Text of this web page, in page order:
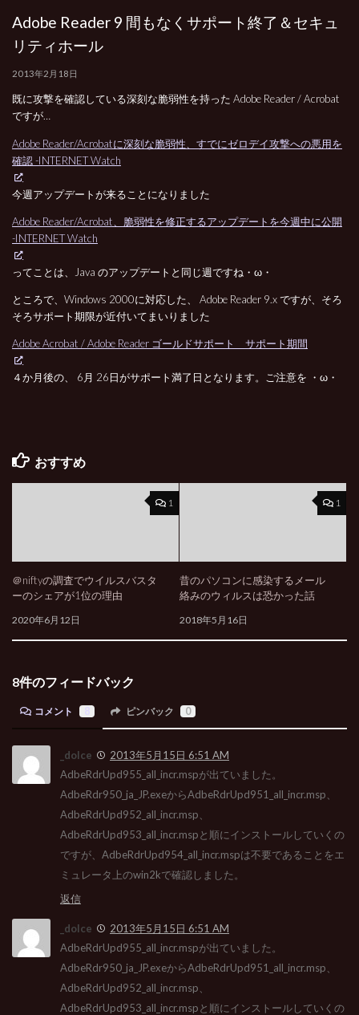
Adobe Reader 9 間もなくサポート終了＆セキュ
リティホール
2013年2月18日
既に攻撃を確認している深刻な脆弱性を持った Adobe Reader / Acrobat
ですが…
Adobe Reader/Acrobatに深刻な脆弱性、すでにゼロデイ攻撃への悪用を
確認 -INTERNET Watch
今週アップデートが来ることになりました
Adobe Reader/Acrobat、脆弱性を修正するアップデートを今週中に公開
-INTERNET Watch
ってことは、Java のアップデートと同じ週ですね・ω・
ところで、Windows 2000に対応した、 Adobe Reader 9.x ですが、そろ
そろサポート期限が近付いてまいりました
Adobe Acrobat / Adobe Reader ゴールドサポート サポート期間
４か月後の、 6月 26日がサポート満了日となります。ご注意を ・ω・
おすすめ
1
＠niftyの調査でウイルスバスタ
ーのシェアが1位の理由
2020年6月12日
1
昔のパソコンに感染するメール
絡みのウィルスは恐かった話
2018年5月16日
8件のフィードバック
コメント ピンバック 0
_dolce
2013年5月15日 6:51 AM
AdbeRdrUpd955_all_incr.mspが出ていました。
AdbeRdr950_ja_JP.exeからAdbeRdrUpd951_all_incr.msp、
AdbeRdrUpd952_all_incr.msp、
AdbeRdrUpd953_all_incr.mspと順にインストールしていくの
ですが、AdbeRdrUpd954_all_incr.mspは不要であることをエ
ミュレータ上のwin2kで確認しました。
返信
_dolce
2013年5月15日 6:51 AM
AdbeRdrUpd955_all_incr.mspが出ていました。
AdbeRdr950_ja_JP.exeからAdbeRdrUpd951_all_incr.msp、
AdbeRdrUpd952_all_incr.msp、
AdbeRdrUpd953_all_incr.mspと順にインストールしていくの